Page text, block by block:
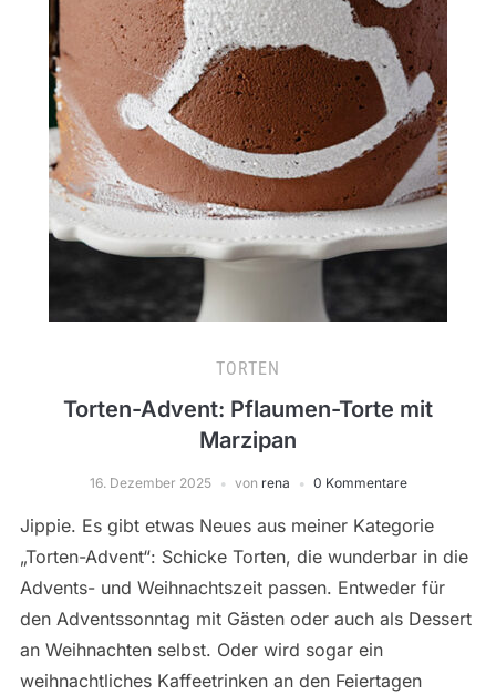
TORTEN
Torten-Advent: Pflaumen-Torte mit
Marzipan
16. Dezember 2025 von rena 0 Kommentare
Jippie. Es gibt etwas Neues aus meiner Kategorie
„Torten-Advent“: Schicke Torten, die wunderbar in die
Advents- und Weihnachtszeit passen. Entweder für
den Adventssonntag mit Gästen oder auch als Dessert
an Weihnachten selbst. Oder wird sogar ein
weihnachtliches Kaffeetrinken an den Feiertagen